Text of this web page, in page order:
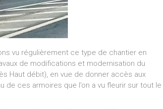
vu régulièrement ce type de chantier en
de modifications et modernisation du
Haut débit), en vue de donner accès aux
de ces armoires que l’on a vu fleurir sur tout le